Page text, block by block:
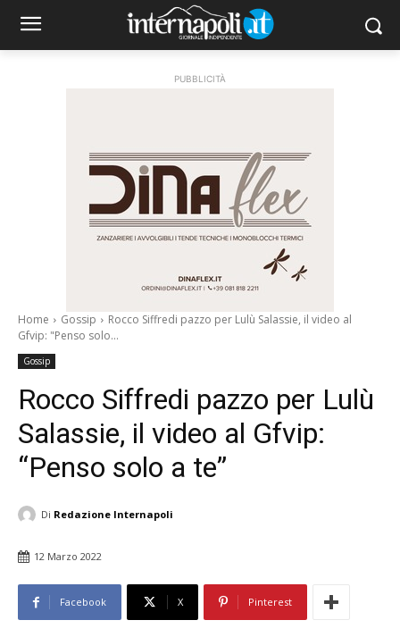
PUBBLICITÀ
Home Gossip
Rocco Siffredi pazzo per Lulù Salassie, il video al
Gfvip: "Penso solo...
Gossip
Rocco Siffredi pazzo per Lulù
Salassie, il video al Gfvip:
“Penso solo a te”
Di Redazione Internapoli
12 Marzo 2022
Facebook X Pinterest